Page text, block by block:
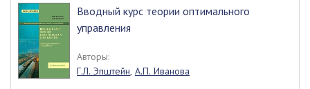
Вводный курс теории оптимального
управления
Авторы:
Г.Л. Эпштейн, А.П. Иванова